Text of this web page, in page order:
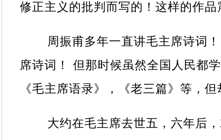
修正主义的批判而写的！这样的作
周振甫多年一直讲毛主席诗词！
席诗词！
但那时候虽然全国人民都
《毛主席语录》，《老三篇》等，
大约在毛主席去世五，六年后，